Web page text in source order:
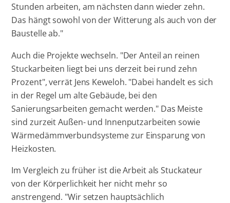
Stunden arbeiten, am nächsten dann wieder zehn.
Das hängt sowohl von der Witterung als auch von der
Baustelle ab."
Auch die Projekte wechseln. "Der Anteil an reinen
Stuckarbeiten liegt bei uns derzeit bei rund zehn
Prozent", verrät Jens Keweloh. "Dabei handelt es sich
in der Regel um alte Gebäude, bei den
Sanierungsarbeiten gemacht werden." Das Meiste
sind zurzeit Außen- und Innenputzarbeiten sowie
Wärmedämmverbundsysteme zur Einsparung von
Heizkosten.
Im Vergleich zu früher ist die Arbeit als Stuckateur
von der Körperlichkeit her nicht mehr so
anstrengend. "Wir setzen hauptsächlich